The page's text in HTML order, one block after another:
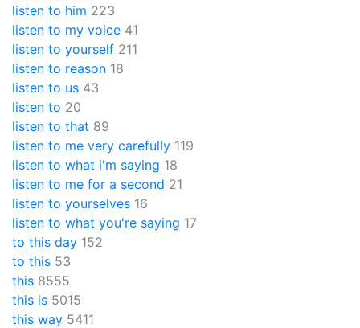
listen to him 223
listen to my voice 41
listen to yourself 211
listen to reason 18
listen to us 43
listen to 20
listen to that 89
listen to me very carefully 119
listen to what i'm saying 18
listen to me for a second 21
listen to yourselves 16
listen to what you're saying 17
to this day 152
to this 53
this 8555
this is 5015
this way 5411